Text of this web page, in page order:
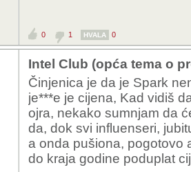
0 1 HVALA 0
Intel Club (opća tema o
Činjenica je da je Spark
je***e je cijena, Kad vidiš
ojra, nekako sumnjam da
da, dok svi influenseri,
a onda pušiona, pogotovo
do kraja godine poduplat